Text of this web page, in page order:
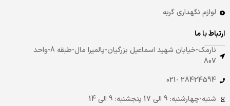
لوازم نگهداری گربه
ارتباط با ما
نارمک-خیابان شهید اسماعیل بزرگیان-پالمیرا مال-طبقه 8-واحد
807
28424594 -021
شنبه-چهارشنبه: 9 الی 17 پنجشنبه: 9 الی 14